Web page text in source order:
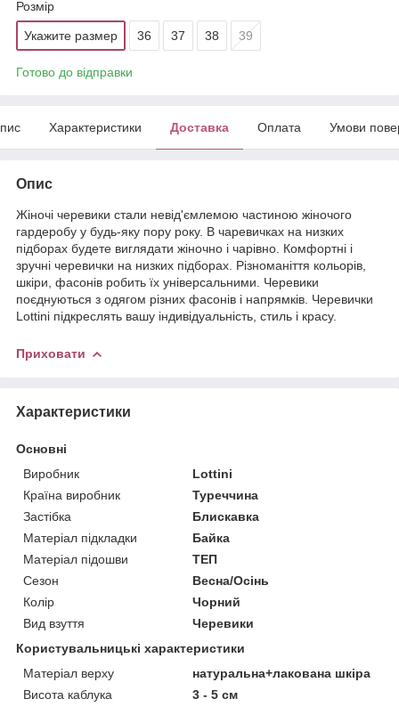
Розмір
Укажите размер 36 37 38 39
Готово до відправки
Характеристики Доставка Оплата Умови
Опис
Жіночі черевики стали невід'ємлемою частиною жіночого
гардеробу у будь-яку пору року. В чаревичках на низких
підборах будете виглядати жіночно і чарівно. Комфортні і
зручні черевички на низких підборах. Різноманіття кольорів,
шкіри, фасонів робить їх універсальними. Черевики
поєднуються з одягом різних фасонів і напрямків. Черевички
Lottini підкреслять вашу індивідуальність, стиль і красу.
Приховати
Характеристики
Основні
Виробник
Lottini
Країна виробник
Туреччина
Застібка
Блискавка
Матеріал підкладки
Байка
Матеріал підошви
ТЕП
Сезон
Весна/Осінь
Колір
Чорний
Вид взуття
Черевики
Користувальницькі характеристики
Матеріал верху
натуральна+лакована шкіра
Висота каблука
3 - 5 см